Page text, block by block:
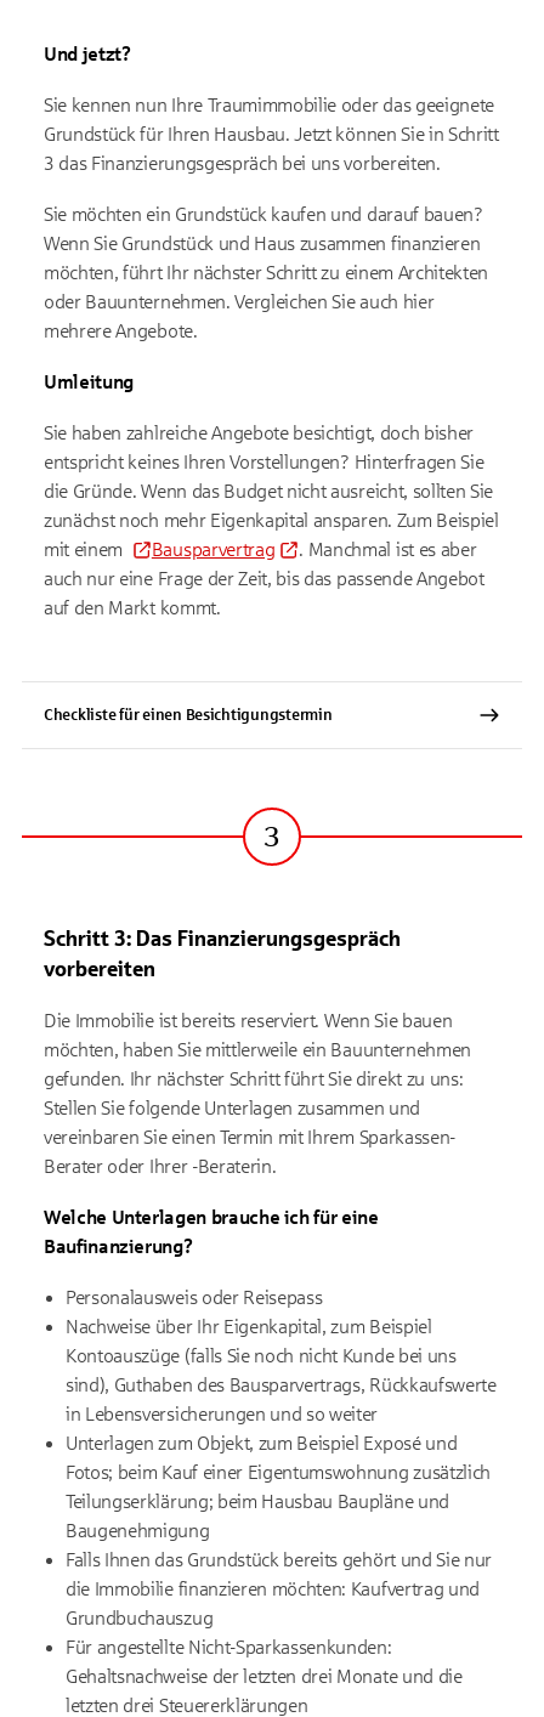
Und jetzt?
Sie kennen nun Ihre Traumimmobilie oder das geeignete
Grundstück für Ihren Hausbau. Jetzt können Sie in Schritt
3 das Finanzierungsgespräch bei uns vorbereiten.
Sie möchten ein Grundstück kaufen und darauf bauen?
Wenn Sie Grundstück und Haus zusammen finanzieren
möchten, führt Ihr nächster Schritt zu einem Architekten
oder Bauunternehmen. Vergleichen Sie auch hier
mehrere Angebote.
Umleitung
Sie haben zahlreiche Angebote besichtigt, doch bisher
entspricht keines Ihren Vorstellungen? Hinterfragen Sie
die Gründe. Wenn das Budget nicht ausreicht, sollten Sie
zunächst noch mehr Eigenkapital ansparen. Zum Beispiel
mit einem
Bausparvertrag
. Manchmal ist es aber
auch nur eine Frage der Zeit, bis das passende Angebot
auf den Markt kommt.
Checkliste für einen Besichtigungstermin
Schritt
3
Schritt 3: Das Finanzierungsgespräch
vorbereiten
Die Immobilie ist bereits reserviert. Wenn Sie bauen
möchten, haben Sie mittlerweile ein Bauunternehmen
gefunden. Ihr nächster Schritt führt Sie direkt zu uns:
Stellen Sie folgende Unterlagen zusammen und
vereinbaren Sie einen Termin mit Ihrem Sparkassen-
Berater oder Ihrer -Beraterin.
Welche Unterlagen brauche ich für eine
Baufinanzierung?
Personalausweis oder Reisepass
Nachweise über Ihr Eigenkapital, zum Beispiel
Kontoauszüge (falls Sie noch nicht Kunde bei uns
sind), Guthaben des Bausparvertrags, Rückkaufswerte
in Lebensversicherungen und so weiter
Unterlagen zum Objekt, zum Beispiel Exposé und
Fotos; beim Kauf einer Eigentumswohnung zusätzlich
Teilungserklärung; beim Hausbau Baupläne und
Baugenehmigung
Falls Ihnen das Grundstück bereits gehört und Sie nur
die Immobilie finanzieren möchten: Kaufvertrag und
Grundbuchauszug
Für angestellte Nicht-Sparkassenkunden:
Gehaltsnachweise der letzten drei Monate und die
letzten drei Steuererklärungen